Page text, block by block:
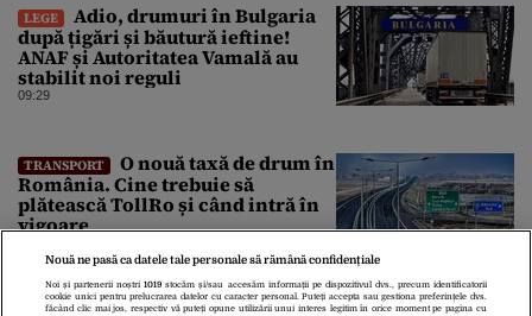
LEGE
Adio, drumuri în Bulgaria
după țigări și băutură ieftine!
ANAF și Autoritatea Vamală au
stabilit noi reguli
09:29
TRANSPORT
O nouă taxă de drum în
România. Cine trebuie să
plătească TollRo și când intră în
vigoare
Nouă ne pasă ca datele tale personale să rămână confidențiale
Noi și partenerii noștri1019 stocăm și/sau accesăm informații pe dispozitivul dvs., precum identificatorii
cookie unici pentru prelucrarea datelor cu caracter personal. Puteți accepta sau gestiona preferințele dvs.
făcând clic mai jos, respectiv vă puteți opune utilizării unui interes legitim în orice moment pe pagina cu